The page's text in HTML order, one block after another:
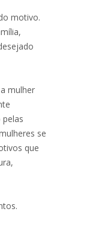
motivo.
mulher
se
que